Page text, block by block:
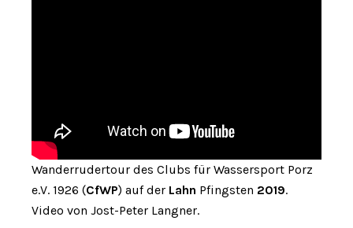
Wanderrudertour des Clubs für Wassersport Porz
e.V. 1926 (CfWP) auf der Lahn Pfingsten 2019.
Video von Jost-Peter Langner.